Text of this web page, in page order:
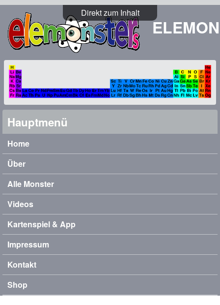
Direkt zum Inhalt
Hauptmenü
Home
Über
Alle Monster
Videos
Kartenspiel & App
Impressum
Kontakt
Shop